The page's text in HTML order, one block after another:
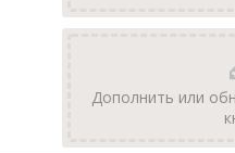
Дополнить или